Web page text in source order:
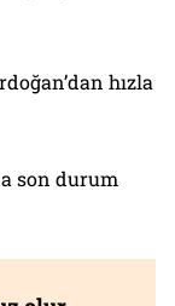
hızla
son durum